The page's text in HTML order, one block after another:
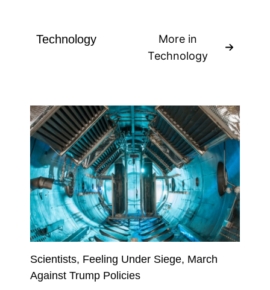
Technology
More in
Technology
Scientists, Feeling Under Siege, March
Against Trump Policies